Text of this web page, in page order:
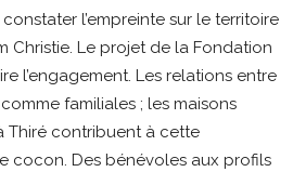
l’empreinte sur le territoire
Christie. Le projet de la Fondation
l’engagement. Les relations entre
familiales ; les maisons
Thiré contribuent à cette
cocon. Des bénévoles aux profils